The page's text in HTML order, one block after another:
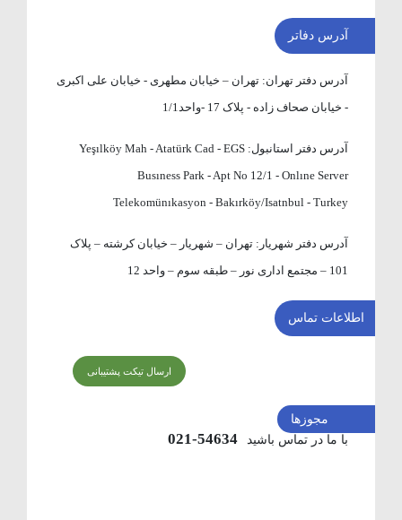
آدرس دفاتر
آدرس دفتر تهران: تهران – خیابان مطهری - خیابان علی اکبری
- خیابان صحاف زاده - پلاک 17 -واحد1/1
آدرس دفتر استانبول: Yeşılköy Mah - Atatürk Cad - EGS
Busıness Park - Apt No 12/1 - Onlıne Server
Telekomünıkasyon - Bakırköy/Isatnbul - Turkey
آدرس دفتر شهریار:تهران – شهریار – خیابان کرشته – پلاک
101 – مجتمع اداری نور – طبقه سوم – واحد 12
اطلاعات تماس
ارسال تیکت پشتیبانی
با ما در تماس باشید 54634-021
مجوزها